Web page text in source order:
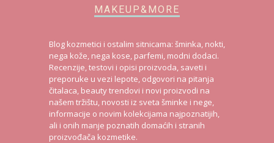
MAKEUP&MORE
Blog kozmetici i ostalim sitnicama: šminka, nokti,
nega kože, nega kose, parfemi, modni dodaci.
Recenzije, testovi i opisi proizvoda, saveti i
preporuke u vezi lepote, odgovori na pitanja
čitalaca, beauty trendovi i novi proizvodi na
našem tržištu, novosti iz sveta šminke i nege,
informacije o novim kolekcijama najpoznatijih,
ali i onih manje poznatih domaćih i stranih
proizvođača kozmetike.